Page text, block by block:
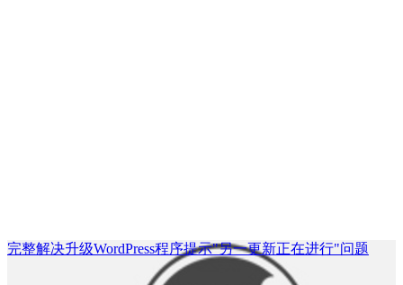
完整解决升级WordPress程序提示"另一更新正在进行"问题